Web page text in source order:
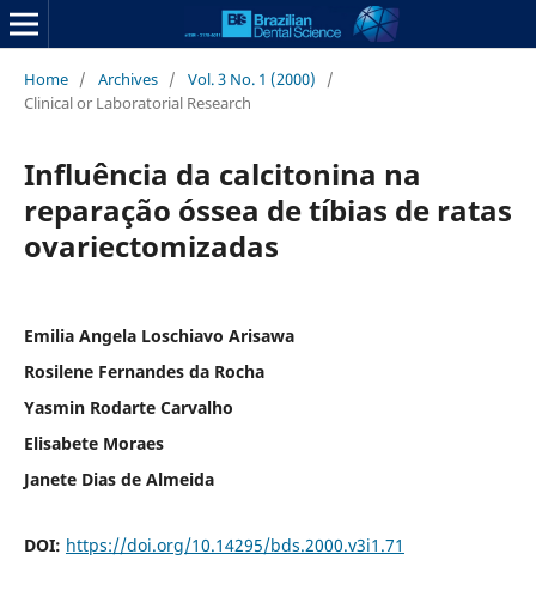
Home / Archives / Vol. 3 No. 1 (2000)
/
Clinical or Laboratorial Research
Influência da calcitonina na
reparação óssea de tíbias de ratas
ovariectomizadas
Emilia Angela Loschiavo Arisawa
Rosilene Fernandes da Rocha
Yasmin Rodarte Carvalho
Elisabete Moraes
Janete Dias de Almeida
DOI: https://doi.org/10.14295/bds.2000.v3i1.71